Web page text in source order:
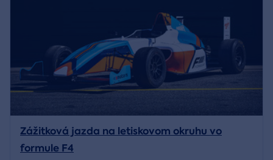
Zážitková jazda na letiskovom okruhu vo
formule F4